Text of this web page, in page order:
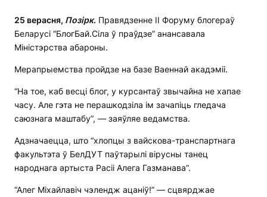
25 верасня, Позірк. Правядзенне II Форуму блогераў
Беларусі “БлогБай.Сіла ў праўдзе” анансавала
Міністэрства абароны.
Мерапрыемства пройдзе на базе Ваеннай акадэміі.
“На тое, каб весці блог, у курсантаў звычайна не хапае
часу. Але гэта не перашкодзіла ім зачапіць гледача
саюзнага маштабу”, — заяўляе ведамства.
Адзначаецца, што “хлопцы з вайскова-транспартнага
факультэта ў БелДУТ паўтарылі вірусны танец
народнага артыста Расіі Алега Газманава”.
“Алег Міхайлавіч чэлендж ацаніў!” — сцвярджае